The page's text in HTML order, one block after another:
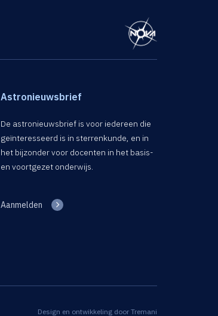
Astronieuwsbrief
De astronieuwsbrief is voor iedereen die
geïnteresseerd is in sterrenkunde, en in
het bijzonder voor docenten in het basis-
en voortgezet onderwijs.
Aanmelden
Design en ontwikkeling door Tremani